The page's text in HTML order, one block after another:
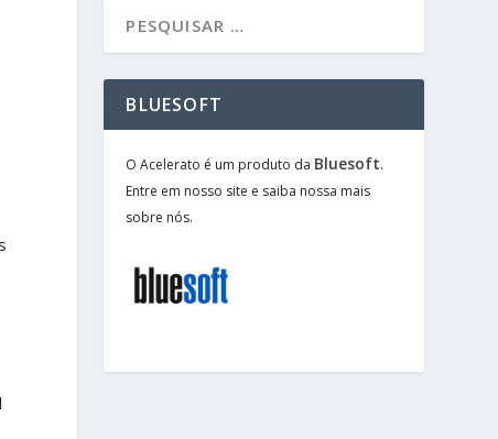
BLUESOFT
O Acelerato é um produto da Bluesoft.
Entre em nosso site e saiba nossa mais
sobre nós.